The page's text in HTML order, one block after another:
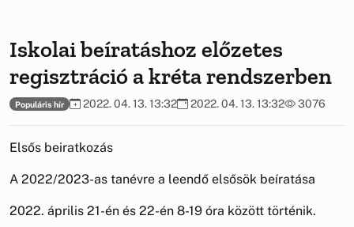
Iskolai beíratáshoz előzetes
regisztráció a kréta rendszerben
Populáris hír 2022. 04. 13. 13:32 2022. 04. 13. 13:32 3076
Elsős beiratkozás
A 2022/2023-as tanévre a leendő elsősök beíratása
2022. április 21-én és 22-én 8-19 óra között történik.